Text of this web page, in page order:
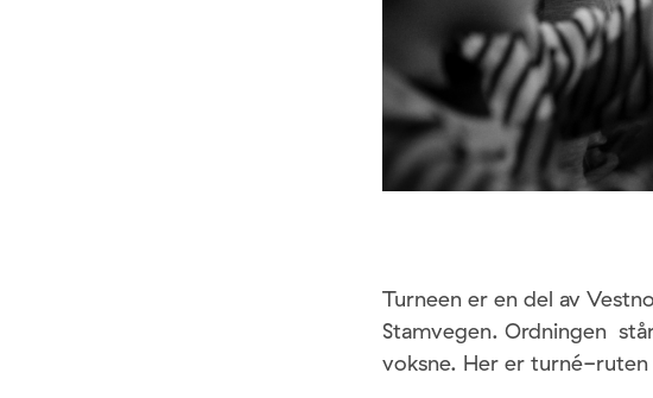
Turneen er en del av
Stamvegen. Ordningen
voksne. Her er turné-ruten